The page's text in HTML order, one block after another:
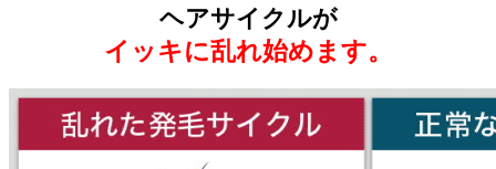
ヘアサイクルが
イッキに乱れ始めます。